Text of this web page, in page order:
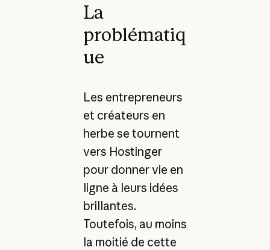
La
problématiq
ue
Les entrepreneurs
et créateurs en
herbe se tournent
vers Hostinger
pour donner vie en
ligne à leurs idées
brillantes.
Toutefois, au moins
la moitié de cette